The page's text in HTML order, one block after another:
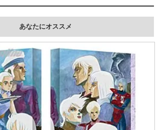
あなたにオススメ